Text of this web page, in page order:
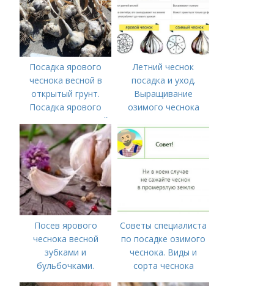
Посадка ярового
чеснока весной в
открытый грунт.
Посадка ярового
чеснока в открытый
грунт
Летний чеснок
посадка и уход.
Выращивание
озимого чеснока
Посев ярового
чеснока весной
зубками и
бульбочками.
Советы специалиста
по посадке озимого
чеснока. Виды и
сорта чеснока